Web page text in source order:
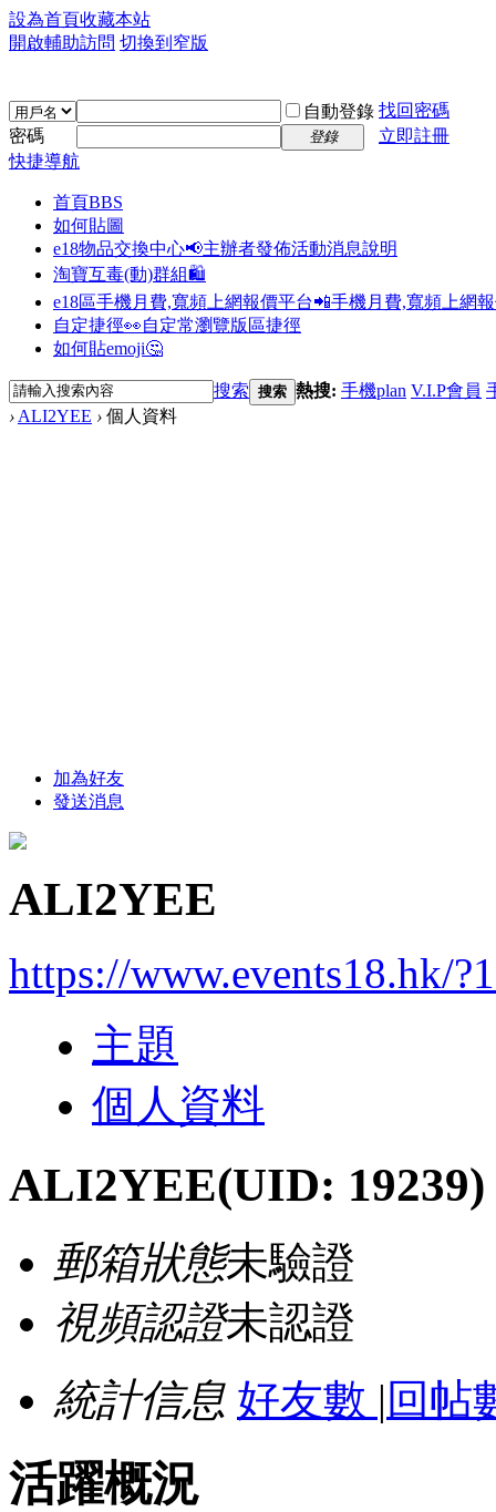
設為首頁收藏本站
開啟輔助訪問 切換到窄版
自動登錄 找回密碼
密碼
登錄
立即註冊
快捷導航
首頁BBS
如何貼圖
e18物品交換中心📢主辦者發佈活動消息說明
淘寶互毒(動)群組🛍️
e18區手機月費,寬頻上網報價平台📲手機月費,寬頻上網
自定捷徑👀自定常瀏覽版區捷徑
如何貼emoji🤔
搜索 搜索 熱搜: 手機plan V.I.P會員
› ALI2YEE › 個人資料
加為好友
發送消息
ALI2YEE
https://www.events18.hk/
主題
個人資料
ALI2YEE(UID: 19239)
郵箱狀態未驗證
視頻認證未認證
統計信息 好友數 | 回帖
活躍概況